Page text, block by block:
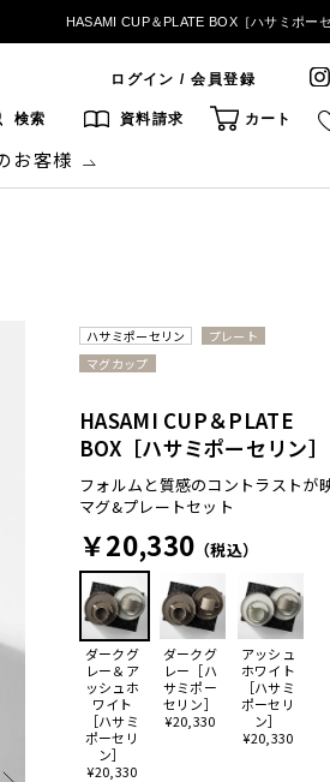
HASAMI CUP＆PLATE BOX［ハサミポー
ログイン / 会員登録
検索 資料請求 カート
お客様
ハサミポーセリン
プレート
マグカップ
ダークグ
レー＆ア
ッシュホ
ワイト
［ハサミ
ポーセリ
ン］
¥20,330
ダークグ
レー［ハ
サミポー
セリン］
¥20,330
アッシュ
ホワイト
［ハサミ
ポーセリ
ン］
¥20,330
HASAMI CUP＆PLATE
BOX［ハサミポーセリン］
フォルムと質感のコントラストが
マグ&プレートセット
￥20,330 （税込）